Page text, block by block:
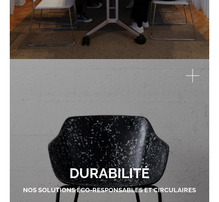
DURABILITÉ
NOS SOLUTIONS ÉCO-RESPONSABLES ET CIRCULAIRES